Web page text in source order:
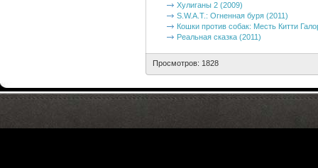
Хулиганы 2 (2009)
S.W.A.T.: Огненная буря (2011)
Кошки против собак: Месть Китти
Реальная сказка (2011)
Просмотров: 1828